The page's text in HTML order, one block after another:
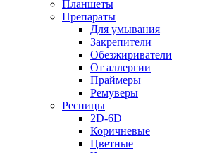
Планшеты
Препараты
Для умывания
Закрепители
Обезжириватели
От аллергии
Праймеры
Ремуверы
Ресницы
2D-6D
Коричневые
Цветные